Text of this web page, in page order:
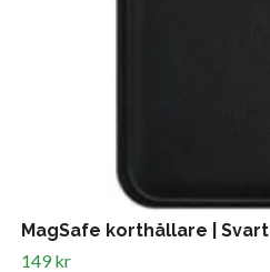
MagSafe korthållare | Svart
149 kr